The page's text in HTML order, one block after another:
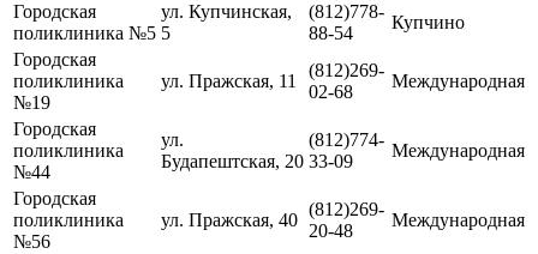
Городская
поликлиника №5
ул. Купчинская,
5
(812)778-
88-54
Купчино
Городская
поликлиника
№19
ул. Пражская, 11
(812)269-
02-68
Международная
Городская
поликлиника
№44
ул.
Будапештская, 20
(812)774-
33-09
Международная
Городская
поликлиника
№56
ул. Пражская, 40
(812)269-
20-48
Международная